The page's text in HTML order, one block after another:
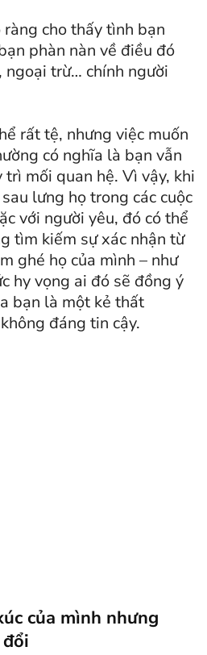
cho thấy tình bạn
phàn nàn về điều đó
ngoại trừ… chính người
rất tệ, nhưng việc muốn
có nghĩa là bạn vẫn
mối quan hệ. Vì vậy, khi
lưng họ trong các cuộc
với người yêu, đó có thể
tìm kiếm sự xác nhận từ
ghé họ của mình – như
hy vọng ai đó sẽ đồng ý
bạn là một kẻ thất
đáng tin cậy.
của mình nhưng